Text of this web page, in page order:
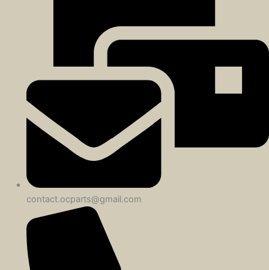
contact.ocparts@gmail.com